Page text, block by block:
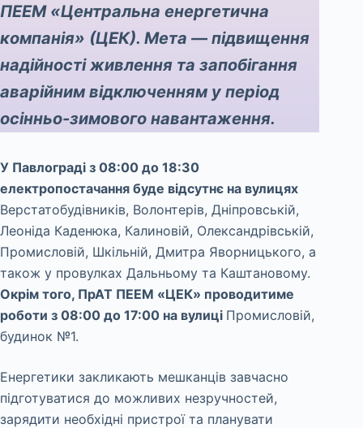
ПЕЕМ «Центральна енергетична
компанія» (ЦЕК). Мета — підвищення
надійності живлення та запобігання
аварійним відключенням у період
осінньо-зимового навантаження.
У Павлограді з 08:00 до 18:30
електропостачання буде відсутнє на вулицях
Верстатобудівників, Волонтерів, Дніпровській,
Леоніда Каденюка, Калиновій, Олександрівській,
Промисловій, Шкільній, Дмитра Яворницького, а
також у провулках Дальньому та Каштановому.
Окрім того, ПрАТ ПЕЕМ «ЦЕК» проводитиме
роботи з 08:00 до 17:00 на вулиці Промисловій,
будинок №1.
Енергетики закликають мешканців завчасно
підготуватися до можливих незручностей,
зарядити необхідні пристрої та планувати